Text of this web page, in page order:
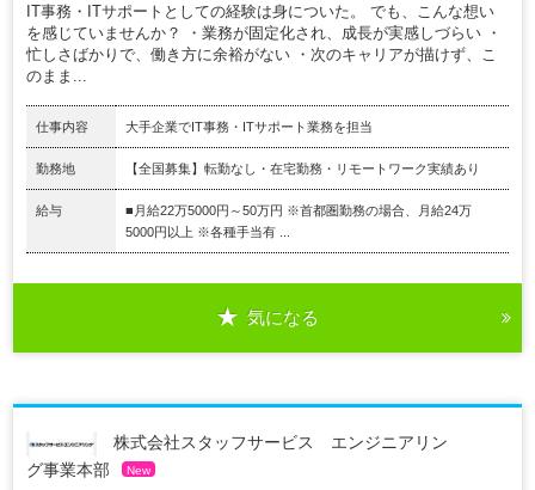
IT事務・ITサポートとしての経験は身についた。 でも、こんな想い
を感じていませんか？ ・業務が固定化され、成長が実感しづらい ・
忙しさばかりで、働き方に余裕がない ・次のキャリアが描けず、こ
のまま...
仕事内容 大手企業でIT事務・ITサポート業務を担当
勤務地 【全国募集】転勤なし・在宅勤務・リモートワーク実績あり
給与
■月給22万5000円～50万円 ※首都圏勤務の場合、月給24万
5000円以上 ※各種手当有 ...
気になる
株式会社スタッフサービス エンジニアリン
グ事業本部
New